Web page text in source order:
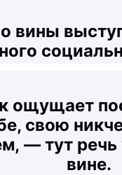
вины
ощущает
свою
— тут
вине.